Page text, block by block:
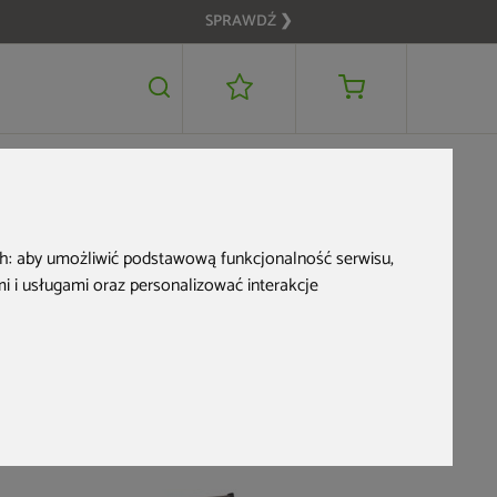
aby umożliwić podstawową funkcjonalność serwisu,
i usługami oraz personalizować interakcje
SPRAWDŹ ❯